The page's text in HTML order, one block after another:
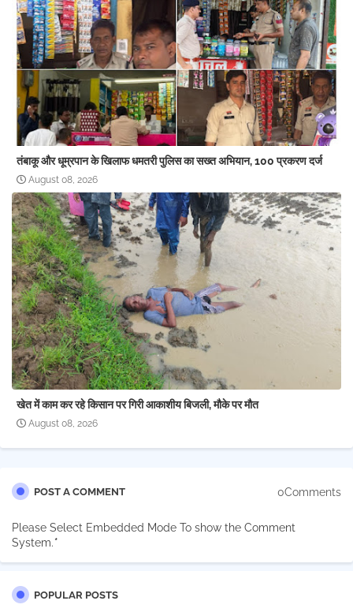
तंबाकू और धूम्रपान के खिलाफ धमतरी पुलिस का सख्त अभियान, 100 प्रकरण दर्ज
August 08, 2026
खेत में काम कर रहे किसान पर गिरी आकाशीय बिजली, मौके पर मौत
August 08, 2026
POST A COMMENT 0Comments
Please Select Embedded Mode To show the Comment
System.*
POPULAR POSTS